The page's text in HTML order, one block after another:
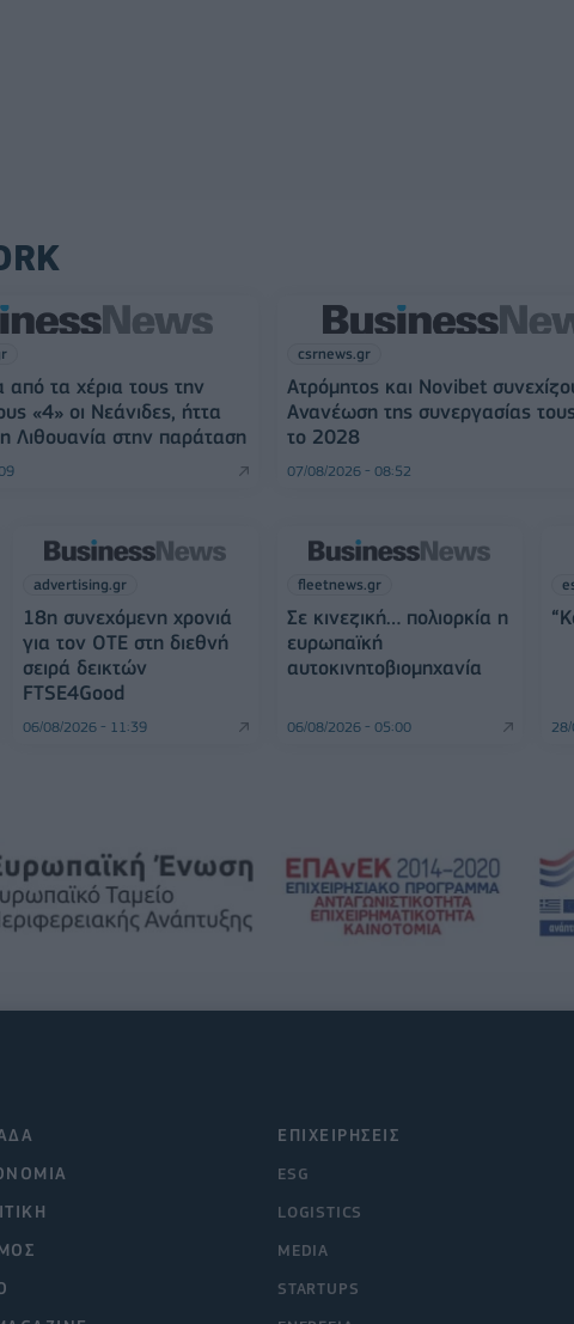
τα χέρια τους την
«4» οι Νεάνιδες, ήττα
Λιθουανία στην παράταση
csrnews.gr
Ατρόμητος και Novibet
Ανανέωση της συνεργασίας
το 2028
07/08/2026 - 08:52
advertising.gr
18η συνεχόμενη χρονιά
για τον ΟΤΕ στη διεθνή
σειρά δεικτών
FTSE4Good
06/08/2026 - 11:39
fleetnews.gr
Σε κινεζική… πολιορκία η
ευρωπαϊκή
αυτοκινητοβιομηχανία
06/08/2026 - 05:00
ΕΠΙΧΕΙΡΗΣΕΙΣ
ESG
LOGISTICS
MEDIA
STARTUPS